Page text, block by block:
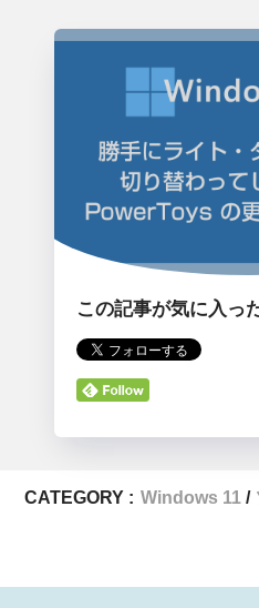
この記事が気に入っ
CATEGORY : Windows 11